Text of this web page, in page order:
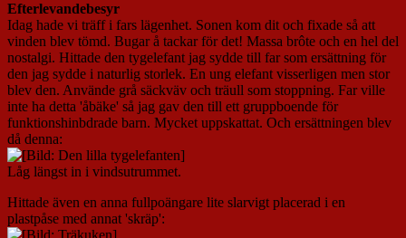
Efterlevandebesyr
Idag hade vi träff i fars lägenhet. Sonen kom dit och fixade så att
vinden blev tömd. Bugar å tackar för det! Massa brôte och en hel del
nostalgi. Hittade den tygelefant jag sydde till far som ersättning för
den jag sydde i naturlig storlek. En ung elefant visserligen men stor
blev den. Använde grå säckväv och träull som stoppning. Far ville
inte ha detta 'åbäke' så jag gav den till ett gruppboende för
funktionshinbdrade barn. Mycket uppskattat. Och ersättningen blev
då denna:
Låg längst in i vindsutrummet.
Hittade även en anna fullpoängare lite slarvigt placerad i en
plastpåse med annat 'skräp':